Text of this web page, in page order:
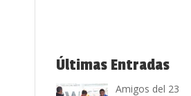
Últimas Entradas
Amigos del 23